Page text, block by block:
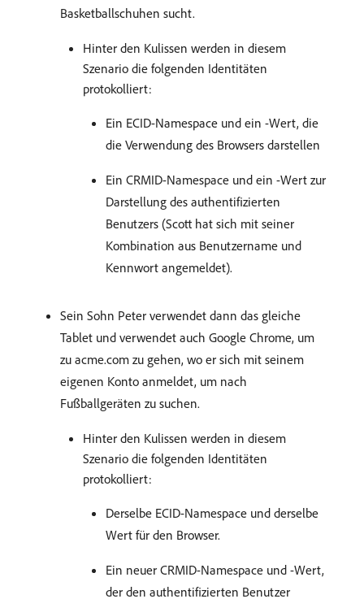
Basketballschuhen sucht.
Hinter den Kulissen werden in diesem
Szenario die folgenden Identitäten
protokolliert:
Ein ECID-Namespace und ein -Wert, die
die Verwendung des Browsers darstellen
Ein CRMID-Namespace und ein -Wert zur
Darstellung des authentifizierten
Benutzers (Scott hat sich mit seiner
Kombination aus Benutzername und
Kennwort angemeldet).
Sein Sohn Peter verwendet dann das gleiche
Tablet und verwendet auch Google Chrome, um
zu acme.com zu gehen, wo er sich mit seinem
eigenen Konto anmeldet, um nach
Fußballgeräten zu suchen.
Hinter den Kulissen werden in diesem
Szenario die folgenden Identitäten
protokolliert:
Derselbe ECID-Namespace und derselbe
Wert für den Browser.
Ein neuer CRMID-Namespace und -Wert,
der den authentifizierten Benutzer